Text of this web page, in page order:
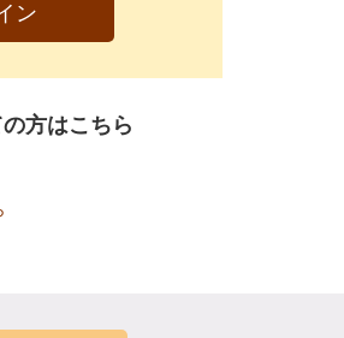
ン
方はこちら